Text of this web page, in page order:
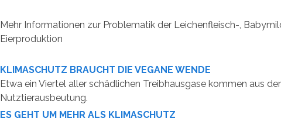
Mehr Informationen zur Problematik der Leichenfleisch-,
Eierproduktion
KLIMASCHUTZ BRAUCHT DIE VEGANE WENDE
Etwa ein Viertel aller schädlichen Treibhausgase kommen aus der
Nutztierausbeutung.
ES GEHT UM MEHR ALS KLIMASCHUTZ